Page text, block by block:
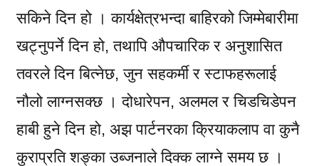
सकिने दिन हो । कार्यक्षेत्रभन्दा बाहिरको जिम्मेबारीमा
खट्नुपर्ने दिन हो, तथापि औपचारिक र अनुशासित
तवरले दिन बित्नेछ, जुन सहकर्मी र स्टाफहरूलाई
नौलो लाग्नसक्छ । दोधारेपन, अलमल र चिडचिडेपन
हाबी हुने दिन हो, अझ पार्टनरका क्रियाकलाप वा कुनै
कुराप्रति शङ्का उब्जनाले दिक्क लाग्ने समय छ ।